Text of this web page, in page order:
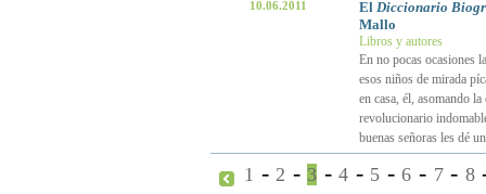
10.06.2011 El Diccionario
Mallo
Libros y autores
En no pocas ocasiones
esos niños de mirada
en casa, él, asomando
revolucionario
buenas señoras les dé
1 -2 - 3 -4 - 5 -6 - 7- 8